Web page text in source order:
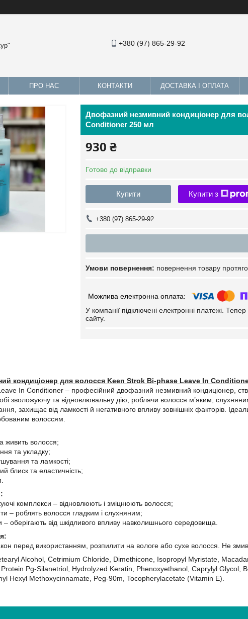
+380 (97) 865-29-92
ПРО НАС КОНТАКТИ ДОСТАВКА І ОПЛАТА
Двофазний незмивний кондиціонер для
Conditioner 250 мл
930 ₴
Готово до відправки
Купити Купити з
+380 (97) 865-29-92
повернення товару
У компанії підключені електронні платежі.
сайту.
кондиціонер для волосся Keen Strok Bi-phase Leave In
In Conditioner – професійний двофазний незмивний кондиціонер,
зволожуючу та відновлювальну дію, роблячи волосся м’яким,
захищає від ламкості й негативного впливу зовнішніх факторів.
волоссям.
живить волосся;
та укладку;
та ламкості;
блиск та еластичність;
комплекси – відновлюють і зміцнюють волосся;
– роблять волосся гладким і слухняним;
– оберігають від шкідливого впливу навколишнього середовища.
перед використанням, розпилити на вологе або сухе волосся. Не
Alcohol, Cetrimium Chloride, Dimethicone, Isopropyl Myristate,
Pg-Silanetriol, Hydrolyzed Keratin, Phenoxyethanol, Caprylyl Glycol,
Hexyl Methoxycinnamate, Peg-90m, Tocopherylacetate (Vitamin E).